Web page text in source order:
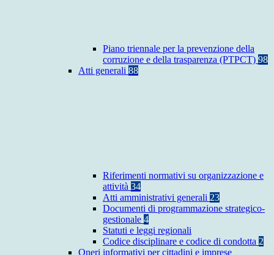
Piano triennale per la prevenzione della
corruzione e della trasparenza (PTPCT) 98
Atti generali 88
Riferimenti normativi su organizzazione e
attività 34
Atti amministrativi generali 23
Documenti di programmazione strategico-
gestionale 4
Statuti e leggi regionali
Codice disciplinare e codice di condotta 2
Oneri informativi per cittadini e imprese